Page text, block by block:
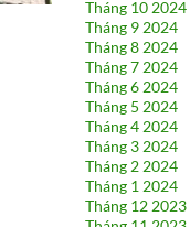
Tháng 10 2024
Tháng 9 2024
Tháng 8 2024
Tháng 7 2024
Tháng 6 2024
Tháng 5 2024
Tháng 4 2024
Tháng 3 2024
Tháng 2 2024
Tháng 1 2024
Tháng 12 2023